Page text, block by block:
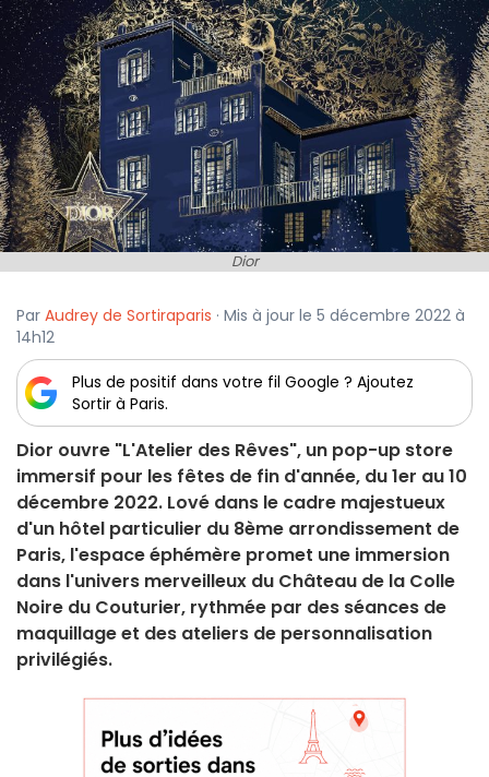
Dior
Par Audrey de Sortiraparis · Mis à jour le 5 décembre 2022 à
14h12
Plus de positif dans votre fil Google ? Ajoutez
Sortir à Paris.
Dior ouvre "L'Atelier des Rêves", un pop-up store
immersif pour les fêtes de fin d'année, du 1er au 10
décembre 2022. Lové dans le cadre majestueux
d'un hôtel particulier du 8ème arrondissement de
Paris, l'espace éphémère promet une immersion
dans l'univers merveilleux du Château de la Colle
Noire du Couturier, rythmée par des séances de
maquillage et des ateliers de personnalisation
privilégiés.